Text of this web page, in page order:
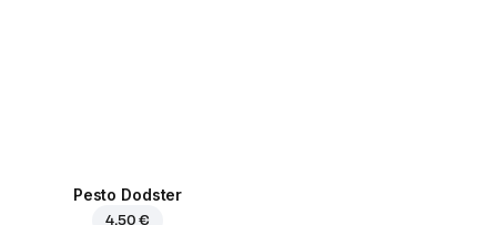
Pesto Dodster
4,50 €